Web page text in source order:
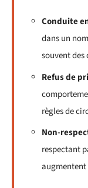
Conduite
dans un
souvent des
Refus de
règles de
Non-
respectant